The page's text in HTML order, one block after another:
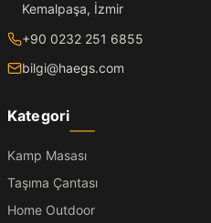
Kemalpaşa, İzmir
+90 0232 251 6855
bilgi@haegs.com
Kategori
Kamp Masası
Taşıma Çantası
Home Outdoor